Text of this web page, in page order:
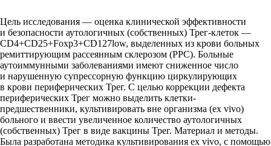
Цель исследования — оценка клинической эффективности
и безопасности аутологичных (собственных) Трег-клеток —
CD4+CD25+Foxp3+CD127low, выделенных из крови больных
ремиттирующим рассеянным склерозом (РРС). Больные
аутоиммунными заболеваниями имеют сниженное число
и нарушенную супрессорную функцию циркулирующих
в крови периферических Трег. С целью коррекции дефекта
периферических Трег можно выделить клетки-
предшественники, культивировать вне организма (ex vivo)
больного и ввести увеличенное количество аутологичных
(собственных) Трег в виде вакцины Трег. Материал и методы.
Была разработана методика культивирования ex vivo, с помощью